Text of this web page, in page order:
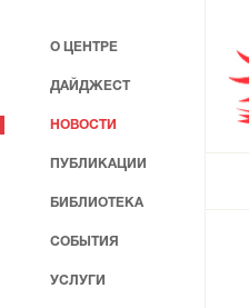
О ЦЕНТРЕ
ДАЙДЖЕСТ
НОВОСТИ
ПУБЛИКАЦИИ
БИБЛИОТЕКА
СОБЫТИЯ
УСЛУГИ